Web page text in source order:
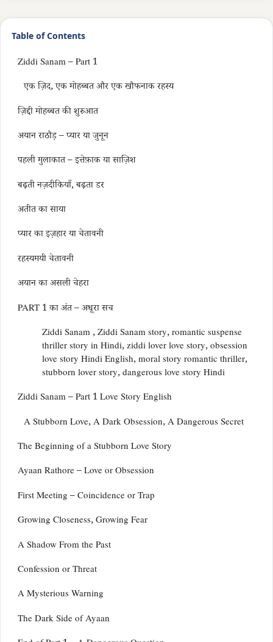
Table of Contents
Ziddi Sanam – Part 1
एक ज़िद, एक मोहब्बत और एक खौफनाक रहस्य
ज़िद्दी मोहब्बत की शुरुआत
अयान राठौड़ – प्यार या जुनून
पहली मुलाकात – इत्तेफ़ाक या साज़िश
बढ़ती नज़दीकियाँ, बढ़ता डर
अतीत का साया
प्यार का इज़हार या चेतावनी
रहस्यमयी चेतावनी
अयान का असली चेहरा
PART 1 का अंत – अधूरा सच
Ziddi Sanam , Ziddi Sanam story, romantic suspense
thriller story in Hindi, ziddi lover love story, obsession
love story Hindi English, moral story romantic thriller,
stubborn lover story, dangerous love story Hindi
Ziddi Sanam – Part 1 Love Story English
A Stubborn Love, A Dark Obsession, A Dangerous Secret
The Beginning of a Stubborn Love Story
Ayaan Rathore – Love or Obsession
First Meeting – Coincidence or Trap
Growing Closeness, Growing Fear
A Shadow From the Past
Confession or Threat
A Mysterious Warning
The Dark Side of Ayaan